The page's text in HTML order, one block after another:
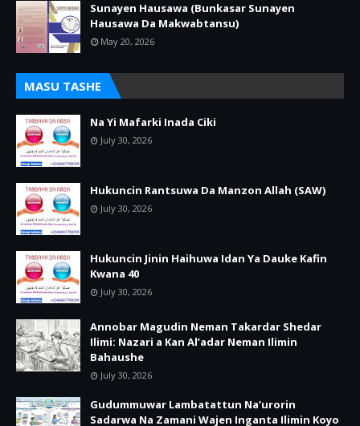
Sunayen Hausawa (Bunkasar Sunayen
Hausawa Da Makwabtansu)
May 20, 2026
MASU TASHE
Na Yi Mafarki Inada Ciki
July 30, 2026
Hukuncin Rantsuwa Da Manzon Allah (SAW)
July 30, 2026
Hukuncin Jinin Haihuwa Idan Ya Dauke Kafin
Kwana 40
July 30, 2026
Annobar Magudin Neman Takardar Shedar
Ilimi: Nazari a Kan Al’adar Neman Ilimin
Bahaushe
July 30, 2026
Gudummuwar Lambatattun Na’urorin
Sadarwa Na Zamani Wajen Inganta Ilimin Koyo